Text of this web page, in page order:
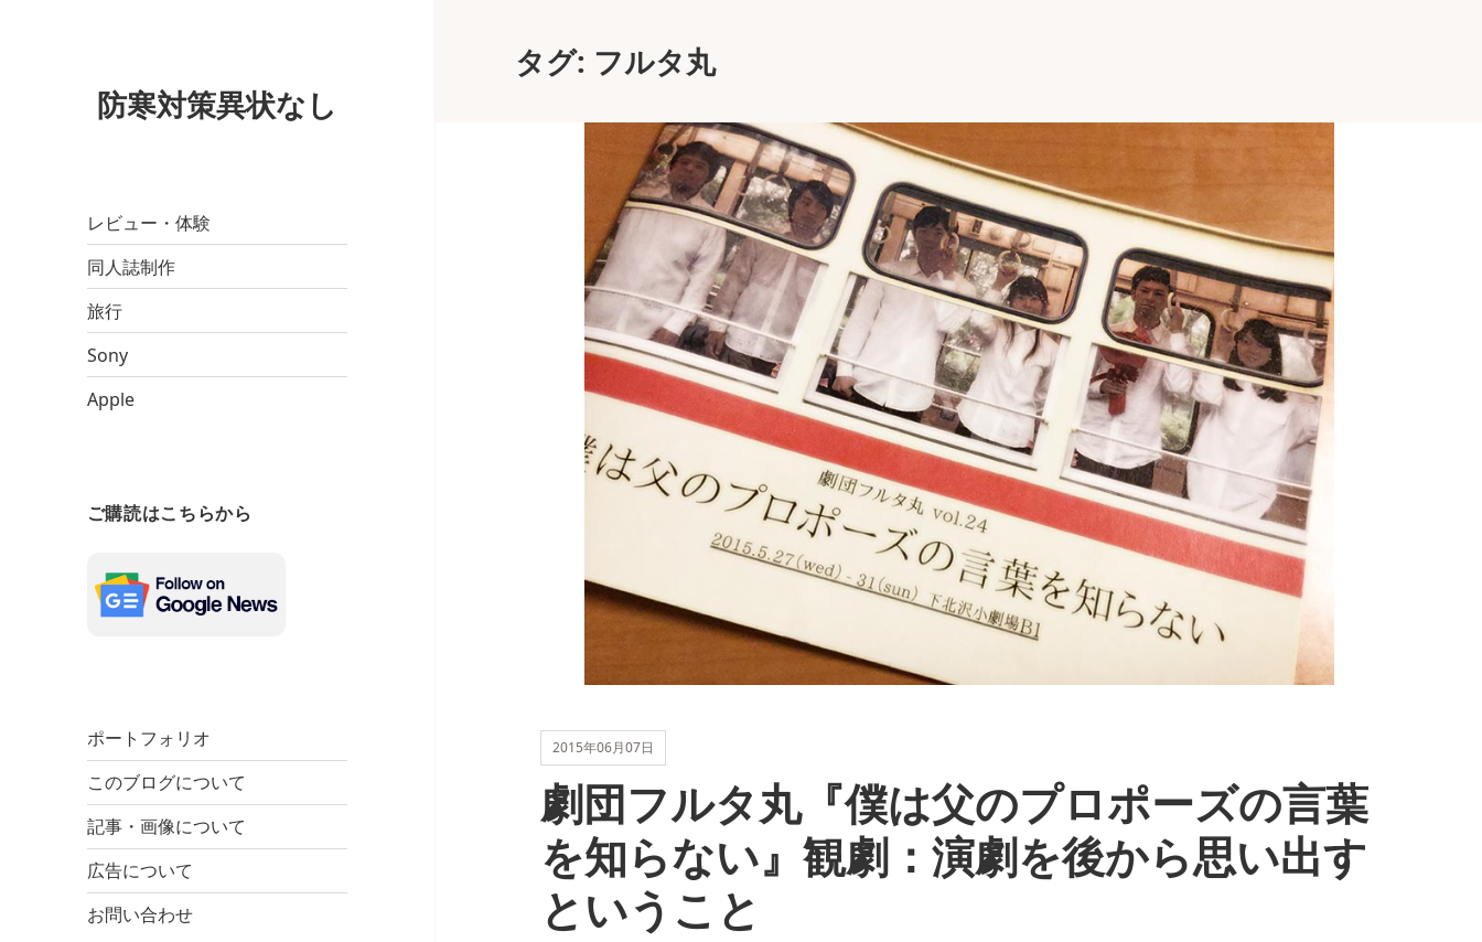
防寒対策異状なし
レビュー・体験
同人誌制作
旅行
Sony
Apple
ご購読はこちらから
ポートフォリオ
このブログについて
記事・画像について
広告について
お問い合わせ
タグ: フルタ丸
2015年06月07日
劇団フルタ丸『僕は父のプロポーズの言葉
を知らない』観劇：演劇を後から思い出す
ということ